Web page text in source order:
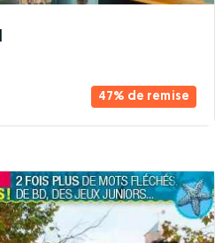
47% de remise